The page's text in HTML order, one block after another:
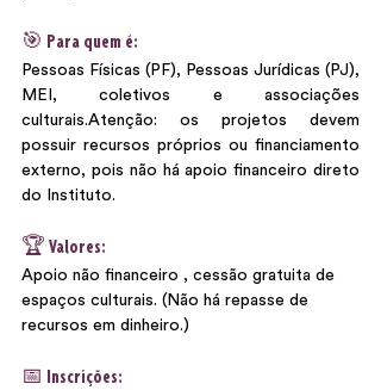
🎯 Para quem é:
Pessoas Físicas (PF), Pessoas Jurídicas (PJ),
MEI, coletivos e associações
culturais.Atenção: os projetos devem
possuir recursos próprios ou financiamento
externo, pois não há apoio financeiro direto
do Instituto.
🏆 Valores:
Apoio não financeiro , cessão gratuita de
espaços culturais. (Não há repasse de
recursos em dinheiro.)
📅 Inscrições: